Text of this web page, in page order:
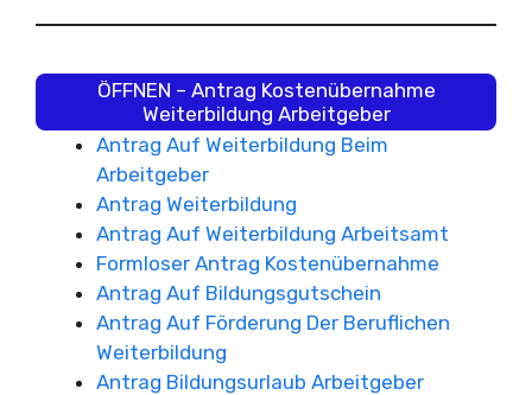
ÖFFNEN – Antrag Kostenübernahme
Weiterbildung Arbeitgeber
Antrag Auf Weiterbildung Beim
Arbeitgeber
Antrag Weiterbildung
Antrag Auf Weiterbildung Arbeitsamt
Formloser Antrag Kostenübernahme
Antrag Auf Bildungsgutschein
Antrag Auf Förderung Der Beruflichen
Weiterbildung
Antrag Bildungsurlaub Arbeitgeber